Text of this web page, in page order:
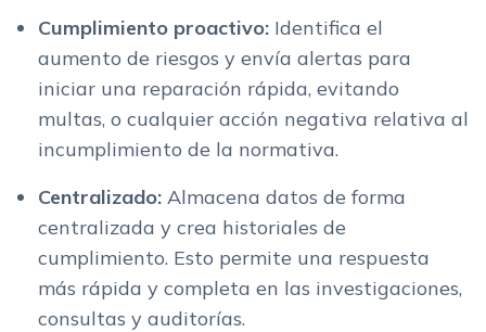
Cumplimiento proactivo: Identifica el
aumento de riesgos y envía alertas para
iniciar una reparación rápida, evitando
multas, o cualquier acción negativa relativa al
incumplimiento de la normativa.
Centralizado: Almacena datos de forma
centralizada y crea historiales de
cumplimiento. Esto permite una respuesta
más rápida y completa en las investigaciones,
consultas y auditorías.